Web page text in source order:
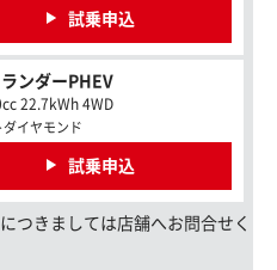
試乗申込
ンダーPHEV
22.7kWh 4WD
ダイヤモンド
試乗申込
つきましては店舗へお問合せく